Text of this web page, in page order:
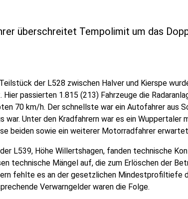
überschreitet Tempolimit um das
der L528 zwischen Halver und Kierspe
Hier passierten 1.815 (213) Fahrzeuge die
70 km/h. Der schnellste war ein Autofahrer aus
war. Unter den Kradfahrern war es ein Wuppertaler
beiden sowie ein weiterer Motorradfahrer
L539, Höhe Willertshagen, fanden technische
technische Mängel auf, die zum Erlöschen der
fehlte es an der gesetzlichen Mindestprofiltiefe
Verwarngelder waren die Folge.